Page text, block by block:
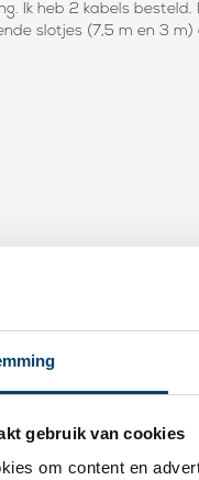
gebruik van cookies
om content en
Ik heb 2 kabels besteld.
slotjes (7,5 m en 3 m)